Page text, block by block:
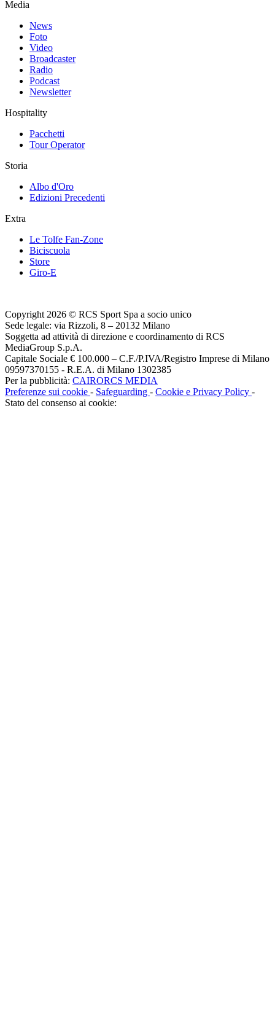
Media
News
Foto
Video
Broadcaster
Radio
Podcast
Newsletter
Hospitality
Pacchetti
Tour Operator
Storia
Albo d'Oro
Edizioni Precedenti
Extra
Le Tolfe Fan-Zone
Biciscuola
Store
Giro-E
Copyright 2026 © RCS Sport Spa a socio unico
Sede legale: via Rizzoli, 8 – 20132 Milano
Soggetta ad attività di direzione e coordinamento di RCS
MediaGroup S.p.A.
Capitale Sociale € 100.000 – C.F./P.IVA/Registro Imprese di Milano
09597370155 - R.E.A. di Milano 1302385
Per la pubblicità: CAIRORCS MEDIA
Preferenze sui cookie - Safeguarding - Cookie e Privacy Policy -
Stato del consenso ai cookie: